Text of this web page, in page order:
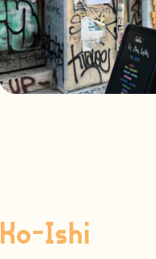
Ko-Ishi